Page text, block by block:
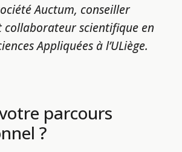
Auctum, conseiller
collaborateur scientifique en
Appliquées à l’ULiège.
parcours
?